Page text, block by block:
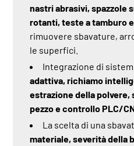
nastri abrasivi, spazzole
rotanti, teste a tamburo
rimuovere sbavature,
le superfici.
Integrazione di
adattiva, richiamo
estrazione della
pezzo e controllo PLC/
La scelta di una
materiale, severità della